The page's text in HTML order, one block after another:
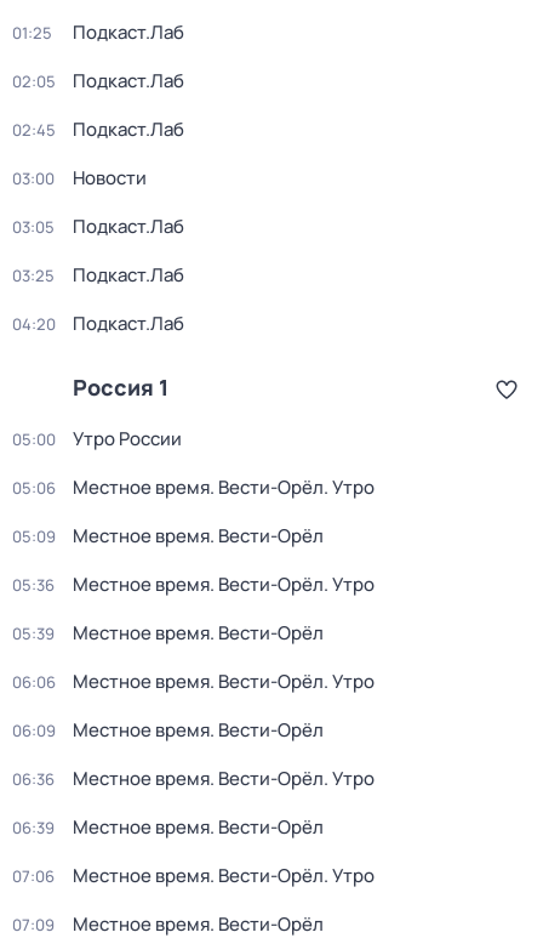
01:25 Подкаст.Лаб
02:05 Подкаст.Лаб
02:45 Подкаст.Лаб
03:00 Новости
03:05 Подкаст.Лаб
03:25 Подкаст.Лаб
04:20 Подкаст.Лаб
Россия 1
05:00 Утро России
05:06 Местное время. Вести-Орёл. Утро
05:09 Местное время. Вести-Орёл
05:36 Местное время. Вести-Орёл. Утро
05:39 Местное время. Вести-Орёл
06:06 Местное время. Вести-Орёл. Утро
06:09 Местное время. Вести-Орёл
06:36 Местное время. Вести-Орёл. Утро
06:39 Местное время. Вести-Орёл
07:06 Местное время. Вести-Орёл. Утро
07:09 Местное время. Вести-Орёл